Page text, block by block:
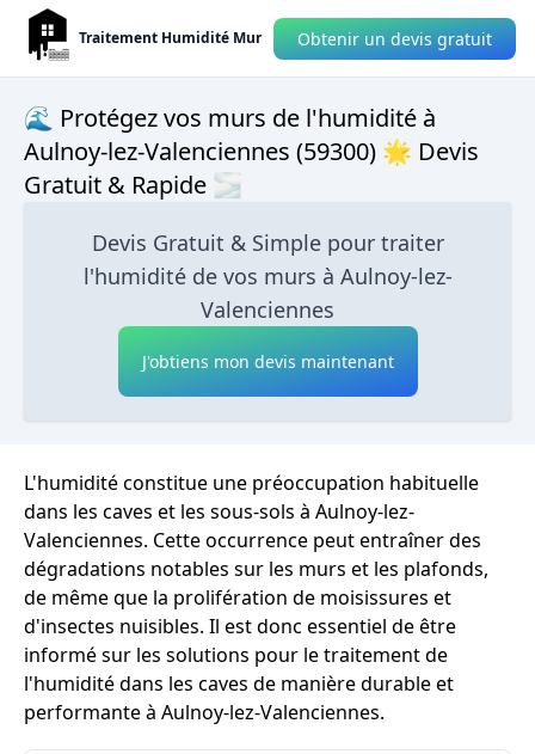
Traitement Humidité Mur Obtenir un devis gratuit
🌊 Protégez vos murs de l'humidité à
Aulnoy-lez-Valenciennes (59300) 🌟 Devis
Gratuit & Rapide 🌫
Devis Gratuit & Simple pour traiter
l'humidité de vos murs à Aulnoy-lez-
Valenciennes
J'obtiens mon devis maintenant
L'humidité constitue une préoccupation habituelle
dans les caves et les sous-sols à Aulnoy-lez-
Valenciennes. Cette occurrence peut entraîner des
dégradations notables sur les murs et les plafonds,
de même que la prolifération de moisissures et
d'insectes nuisibles. Il est donc essentiel de être
informé sur les solutions pour le traitement de
l'humidité dans les caves de manière durable et
performante à Aulnoy-lez-Valenciennes.